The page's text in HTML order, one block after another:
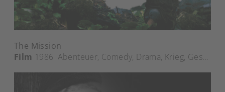
The Mission
Film 1986 Abenteuer, Comedy, Drama, Krieg, Geschichte